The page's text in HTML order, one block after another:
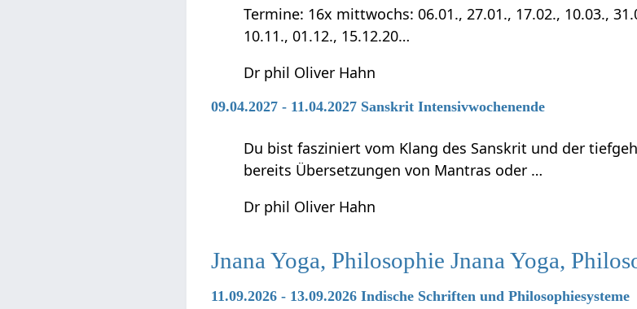
Termine: 16x mittwochs: 06.01., 27.01., 17.02., 10.03.,
10.11., 01.12., 15.12.20…
Dr phil Oliver Hahn
09.04.2027 - 11.04.2027 Sanskrit Intensivwochenende
Du bist fasziniert vom Klang des Sanskrit und der
bereits Übersetzungen von Mantras oder …
Dr phil Oliver Hahn
Jnana Yoga, Philosophie Jnana Yoga,
11.09.2026 - 13.09.2026 Indische Schriften und Philosophiesysteme